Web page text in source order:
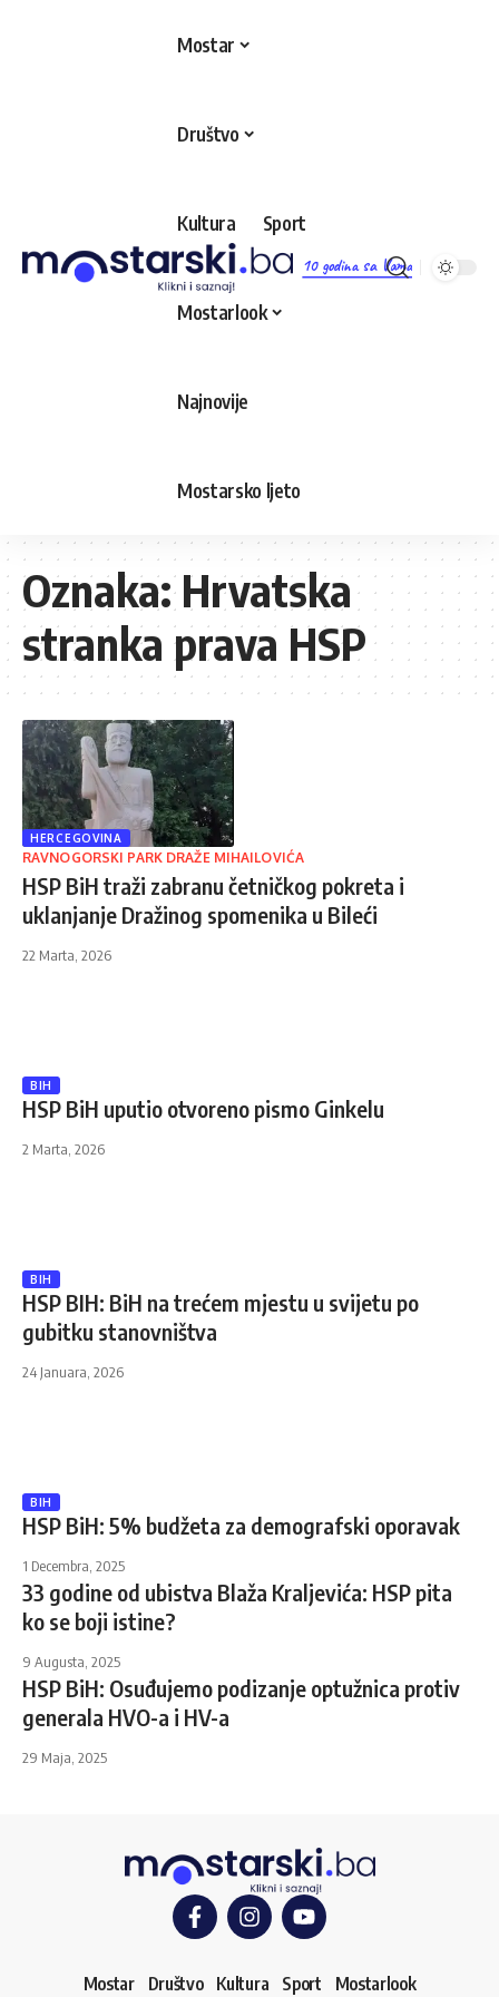
10 godina sa Vama
Mostar
Društvo
Kultura Sport
Mostarlook
Najnovije
Mostarsko ljeto
Oznaka:Hrvatska
stranka prava HSP
HERCEGOVINA
RAVNOGORSKI PARK DRAŽE MIHAILOVIĆA
HSP BiH traži zabranu četničkog pokreta i
uklanjanje Dražinog spomenika u Bileći
22 Marta, 2026
BIH
HSP BiH uputio otvoreno pismo Ginkelu
2 Marta, 2026
BIH
HSP BIH: BiH na trećem mjestu u svijetu po
gubitku stanovništva
24 Januara, 2026
BIH
HSP BiH: 5% budžeta za demografski oporavak
1 Decembra, 2025
33 godine od ubistva Blaža Kraljevića: HSP pita
ko se boji istine?
9 Augusta, 2025
HSP BiH: Osuđujemo podizanje optužnica protiv
generala HVO-a i HV-a
29 Maja, 2025
Mostar Društvo Kultura Sport Mostarlook